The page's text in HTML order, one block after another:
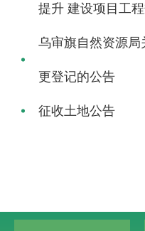
提升 建设项目工
乌审旗自然资源
更登记的公告
征收土地公告